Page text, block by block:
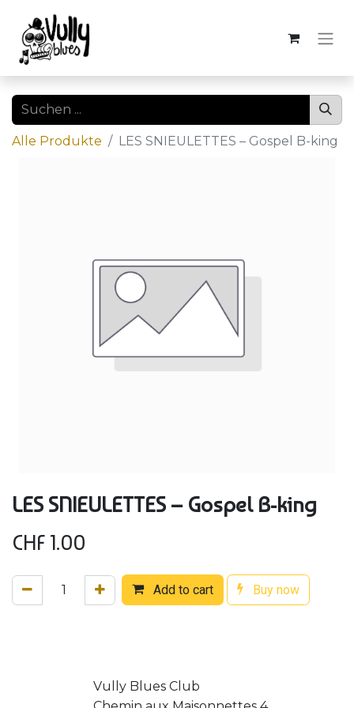
Alle Produkte LES SNIEULETTES – Gospel B-king
LES SNIEULETTES – Gospel B-king
CHF1.00
Add to cart Buy now
Vully Blues Club